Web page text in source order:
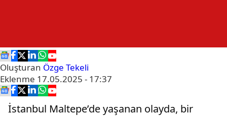
Oluşturan Özge Tekeli
Eklenme 17.05.2025 - 17:37
İstanbul Maltepe’de yaşanan olayda, bir